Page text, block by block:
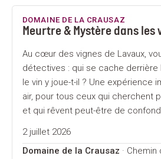
DOMAINE DE LA CRAUSAZ
Meurtre & Mystère dans les
Au cœur des vignes de Lavaux,
détectives : qui se cache derrière
le vin y joue-t-il ? Une expérience
air, pour tous ceux qui cherchent
et qui rêvent peut-être de
2 juillet 2026
Domaine de la Crausaz · Chemin